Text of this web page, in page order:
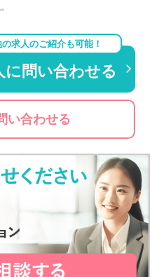
求人のご紹介も可能！
に問い合わせる
い合わせる